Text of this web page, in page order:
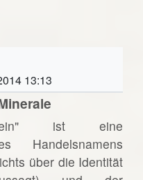
13:13
ist eine
Handelsnamens
über die Identität